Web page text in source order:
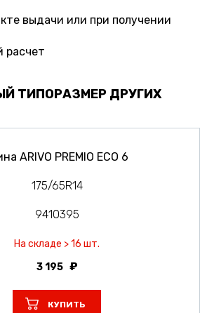
выдачи или при получении
расчет
ТИПОРАЗМЕР ДРУГИХ
ARIVO PREMIO ECO 6
175/65R14
9410395
На складе > 16 шт.
3 195
КУПИТЬ